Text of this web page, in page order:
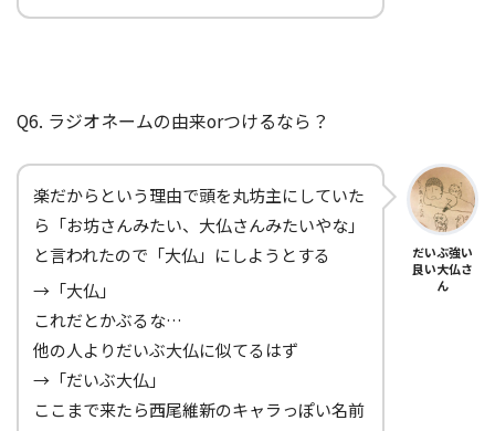
Q6. ラジオネームの由来orつけるなら？
楽だからという理由で頭を丸坊主にしていた
ら「お坊さんみたい、大仏さんみたいやな」
と言われたので「大仏」にしようとする
→「大仏」
これだとかぶるな…
他の人よりだいぶ大仏に似てるはず
→「だいぶ大仏」
ここまで来たら西尾維新のキャラっぽい名前
だいぶ強い
良い大仏さ
ん